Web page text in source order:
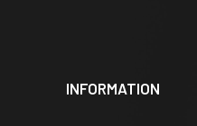
INFORMATION